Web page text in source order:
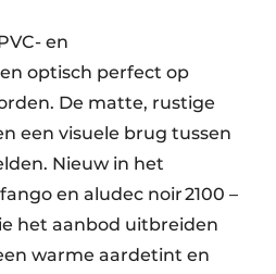
en
optisch perfect op
De matte, rustige
een visuele brug tussen
Nieuw in het
en aludec noir 2100 –
het aanbod uitbreiden
warme aardetint en